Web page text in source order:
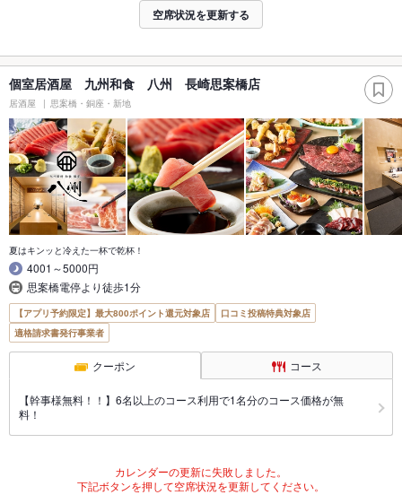
空席状況を更新する
個室居酒屋 九州和食 八州 長崎思案橋店
居酒屋 思案橋・銅座・新地
夏はキンッと冷えた一杯で乾杯！
4001～5000円
思案橋電停より徒歩1分
【アプリ予約限定】最大800ポイント還元対象店
口コミ投稿特典対象店
適格請求書発行事業者
クーポン コース
【幹事様無料！！】6名以上のコース利用で1名分のコース価格が無
料！
カレンダーの更新に失敗しました。
下記ボタンを押して空席状況を更新してください。